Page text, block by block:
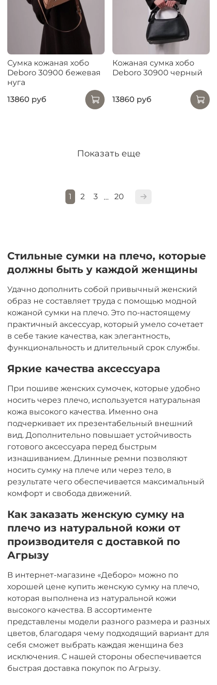
Сумка кожаная хобо
Deboro 30900 бежевая
нуга
13860 руб
Кожаная сумка хобо
Deboro 30900 черный
13860 руб
Показать еще
1 2 3 … 20
Стильные сумки на плечо, которые
должны быть у каждой женщины
Удачно дополнить собой привычный женский
образ не составляет труда с помощью модной
кожаной сумки на плечо. Это по-настоящему
практичный аксессуар, который умело сочетает
в себе такие качества, как элегантность,
функциональность и длительный срок службы.
Яркие качества аксессуара
При пошиве женских сумочек, которые удобно
носить через плечо, используется натуральная
кожа высокого качества. Именно она
подчеркивает их презентабельный внешний
вид. Дополнительно повышает устойчивость
готового аксессуара перед быстрым
изнашиванием. Длинные ремни позволяют
носить сумку на плече или через тело, в
результате чего обеспечивается максимальный
комфорт и свобода движений.
Как заказать женскую сумку на
плечо из натуральной кожи от
производителя с доставкой по
Агрызу
В интернет-магазине «Деборо» можно по
хорошей цене купить женскую сумку на плечо,
которая выполнена из натуральной кожи
высокого качества. В ассортименте
представлены модели разного размера и разных
цветов, благодаря чему подходящий вариант для
себя сможет выбрать каждая женщина без
исключения. С нашей стороны обеспечивается
быстрая доставка покупок по Агрызу.